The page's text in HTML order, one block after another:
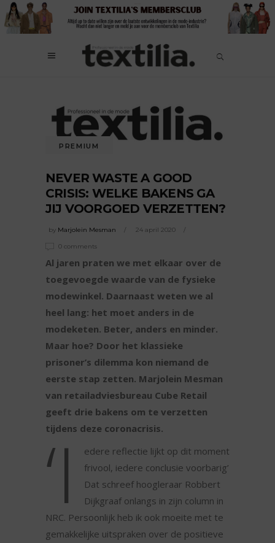
PREMIUM
NEVER WASTE A GOOD
CRISIS: WELKE BAKENS GA
JIJ VOORGOED VERZETTEN?
by Marjolein Mesman 24 april 2020
0 comments
Al jaren praten we met elkaar over de
toegevoegde waarde van de fysieke
modewinkel. Daarnaast weten we al
heel lang: het moet anders in de
modeketen. Beter, anders en minder.
Maar hoe? Door het klassieke
prisoner’s dilemma kon niemand de
eerste stap zetten. Marjolein Mesman
van retailadviesbureau Cube Retail
geeft drie bakens om te verzetten
tijdens deze coronacrisis.
‘I
edere reflectie lijkt op dit moment
frivool, iedere conclusie voorbarig’
Dat schreef hoogleraar Robbert
Dijkgraaf onlangs in zijn column in
NRC. Persoonlijk heb ik ook moeite met te
gemakkelijke uitspraken over de positieve